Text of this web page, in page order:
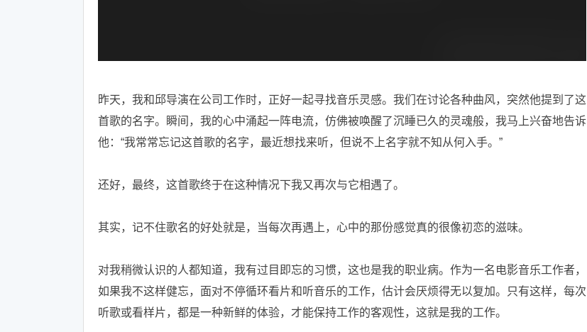
昨天，我和邱导演在公司工作时，正好一起寻找音乐灵感。我们在讨论各种曲风，突然他提到了这
首歌的名字。瞬间，我的心中涌起一阵电流，仿佛被唤醒了沉睡已久的灵魂般，我马上兴奋地告诉
他：“我常常忘记这首歌的名字，最近想找来听，但说不上名字就不知从何入手。”
还好，最终，这首歌终于在这种情况下我又再次与它相遇了。
其实，记不住歌名的好处就是，当每次再遇上，心中的那份感觉真的很像初恋的滋味。
对我稍微认识的人都知道，我有过目即忘的习惯，这也是我的职业病。作为一名电影音乐工作者，
如果我不这样健忘，面对不停循环看片和听音乐的工作，估计会厌烦得无以复加。只有这样，每次
听歌或看样片，都是一种新鲜的体验，才能保持工作的客观性，这就是我的工作。